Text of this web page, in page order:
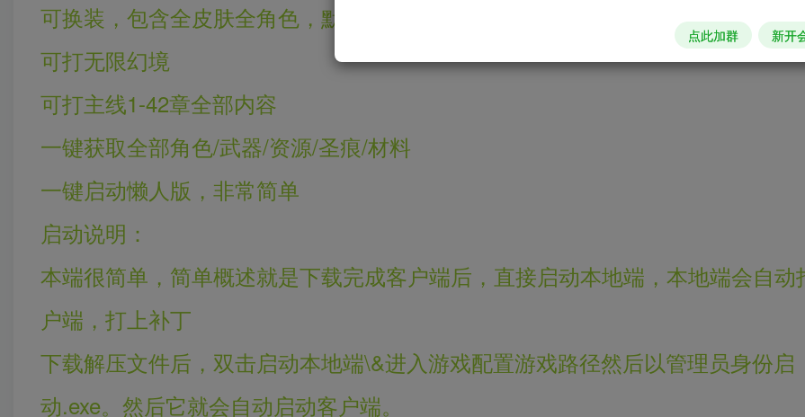
可换装，包含全皮肤全角色，默认全角色SSS
可打无限幻境
可打主线1-42章全部内容
一键获取全部角色/武器/资源/圣痕/材料
一键启动懒人版，非常简单
启动说明：
本端很简单，简单概述就是下载完成客户端后，直接启动本地端，本地端会自动
户端，打上补丁
下载解压文件后，双击启动本地端\&进入游戏配置游戏路径然后以管理员身份启
动.exe。然后它就会自动启动客户端。
点此加群 新开